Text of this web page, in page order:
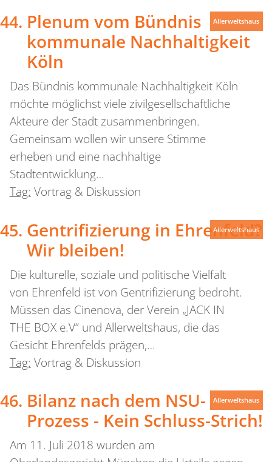
Plenum vom Bündnis
kommunale Nachhaltigkeit
Köln
Das Bündnis kommunale Nachhaltigkeit Köln
möchte möglichst viele zivilgesellschaftliche
Akteure der Stadt zusammenbringen.
Gemeinsam wollen wir unsere Stimme
erheben und eine nachhaltige
Stadtentwicklung…
Tag: Vortrag & Diskussion
Allerweltshaus
Gentrifizierung in Ehrenfeld?
Wir bleiben!
Die kulturelle, soziale und politische Vielfalt
von Ehrenfeld ist von Gentrifizierung bedroht.
Müssen das Cinenova, der Verein „JACK IN
THE BOX e.V“ und Allerweltshaus, die das
Gesicht Ehrenfelds prägen,…
Tag: Vortrag & Diskussion
Allerweltshaus
Bilanz nach dem NSU-
Prozess - Kein Schluss-Strich!
Am 11. Juli 2018 wurden am
Allerweltshaus